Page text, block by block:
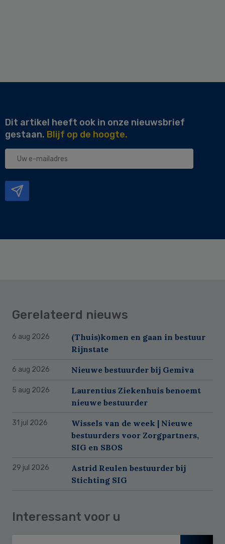
Dit artikel heeft ook in onze nieuwsbrief
gestaan. Blijf op de hoogte.
Uw
Gerelateerd nieuws
6 aug 2026
(Thuis)komen en gaan in bestuur
Rijnstate
6 aug 2026 Nieuwe bestuurder bij Gemiva
5 aug 2026
Laurentius Ziekenhuis benoemt
nieuwe bestuurder
31 jul 2026
Wissels van de week | Nieuwe
bestuurders voor Zorgpartners,
SIG en SBOS
29 jul 2026
Astrid Reulen bestuurder bij
Stichting SIG
Interessant voor u